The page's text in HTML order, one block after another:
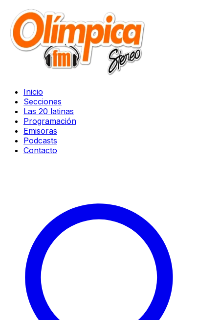
Inicio
Secciones
Las 20 latinas
Programación
Emisoras
Podcasts
Contacto